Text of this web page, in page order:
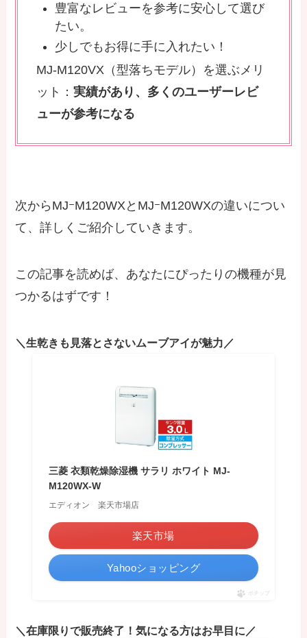
豊富なレビューを参考に安心して選び
たい。
少しでもお得に手に入れたい！
MJ-M120VX（型落ちモデル）を選ぶメリ
ット：実績があり、多くのユーザーレビ
ューが参考になる
次からMJｰM120WXとMJｰM120WXの違いについ
て、詳しくご紹介していきます。
この記事を読めば、あなたにぴったりの機種が見
つかるはずです！
＼生乾きも見落とさないムーブアイが魅力／
三菱 衣類乾燥除湿機 サラリ ホワイト MJ-
M120WX-W
エディオン 楽天市場店
楽天市場
Yahooショッピング
ポチップ
＼在庫限りで販売終了！気になる方はお早目に／